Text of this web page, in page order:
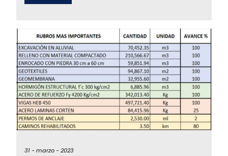
31 -marzo -2023